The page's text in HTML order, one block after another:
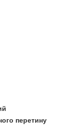
перетину